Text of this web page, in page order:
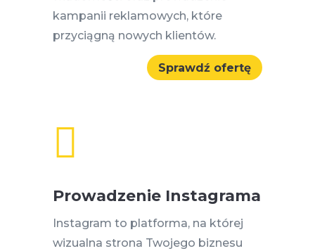
kampanii reklamowych, które
przyciągną nowych klientów.
Sprawdź ofertę

Prowadzenie Instagrama
Instagram to platforma, na której
wizualna strona Twojego biznesu